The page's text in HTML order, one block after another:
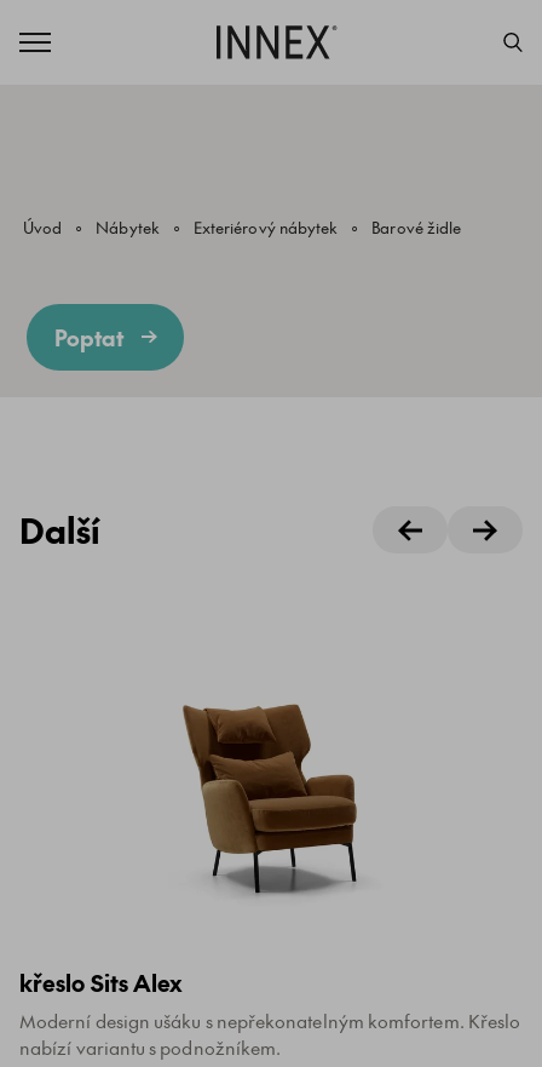
Úvod Nábytek Exteriérový nábytek Barové židle
Poptat
Další
křeslo Sits Alex
Moderní design ušáku s nepřekonatelným komfortem. Křeslo
nabízí variantu s podnožníkem.